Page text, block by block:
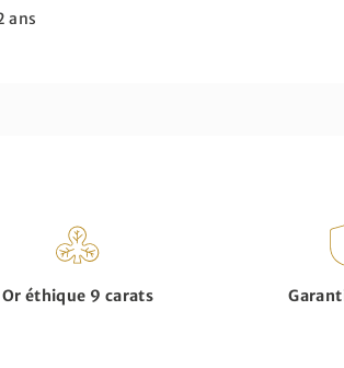
ans
Or éthique 9 carats